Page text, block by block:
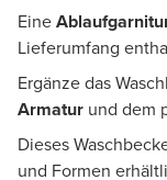
Eine
Lieferumfang
Ergänze das
Armatur und dem
Dieses
und Formen